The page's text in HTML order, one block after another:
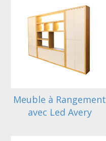
Meuble à Rangement
avec Led Avery